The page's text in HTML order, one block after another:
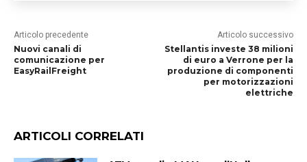
Articolo precedente
Nuovi canali di
comunicazione per
EasyRailFreight
Articolo successivo
Stellantis investe 38 milioni
di euro a Verrone per la
produzione di componenti
per motorizzazioni
elettriche
ARTICOLI CORRELATI